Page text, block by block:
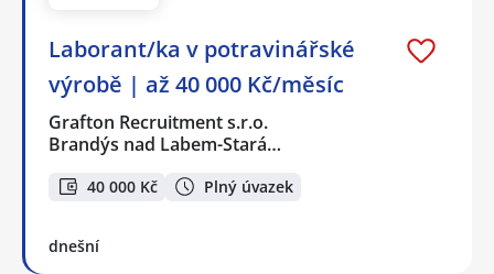
Laborant/ka v potravinářské
výrobě | až 40 000 Kč/měsíc
Grafton Recruitment s.r.o.
Brandýs nad Labem-Stará…
40 000 Kč Plný úvazek
dnešní